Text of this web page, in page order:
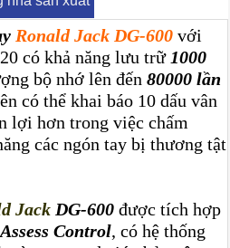
Ronald Jack DG-600 với
có khả năng lưu trữ1000
bộ nhớ lên đến80000 lần
có thể khai báo 10 dấu vân
lợi hơn trong việc chấm
các ngón tay bị thương tật
Jack DG-600 được tích hợp
Assess Control, có hệ thống